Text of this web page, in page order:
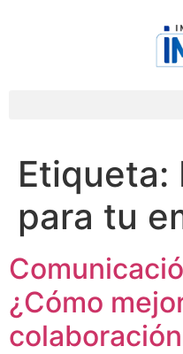
Etiqueta:
para tu
¿Cómo